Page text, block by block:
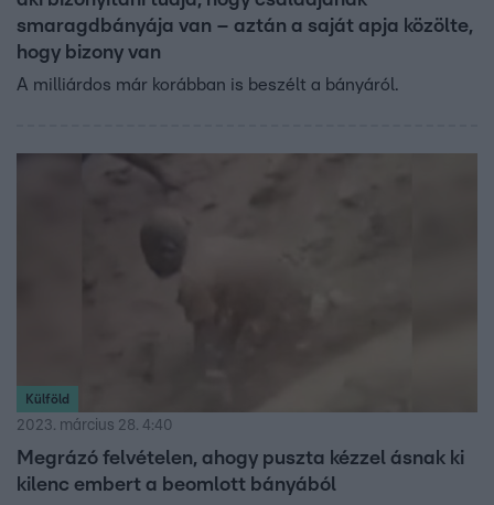
smaragdbányája van – aztán a saját apja közölte,
hogy bizony van
A milliárdos már korábban is beszélt a bányáról.
Külföld
2023. március 28. 4:40
Megrázó felvételen, ahogy puszta kézzel ásnak ki
kilenc embert a beomlott bányából